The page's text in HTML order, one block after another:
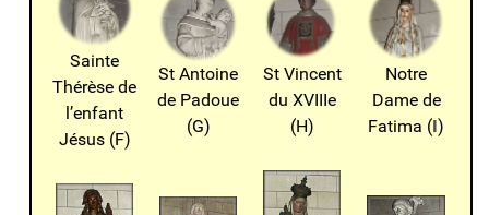
Sainte
Thérèse de
l’enfant
Jésus (F)
St Antoine
de Padoue
(G)
St Vincent
du XVIIIe
(H)
Notre
Dame de
Fatima (I)